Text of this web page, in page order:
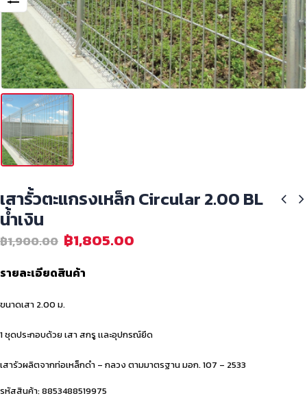
เสารั้วตะแกรงเหล็ก Circular 2.00 BL
น้ำเงิน
฿1,900.00 ฿1,805.00
รายละเอียดสินค้า
ขนาดเสา 2.00 ม.
1 ชุดประกอบด้วย เสา สกรู เเละอุปกรณ์ยึด
เสารัวผลิตจากท่อเหล็กดำ – กลวง ตามมาตรฐาน มอก. 107 – 2533
รหัสสินค้า:8853488519975